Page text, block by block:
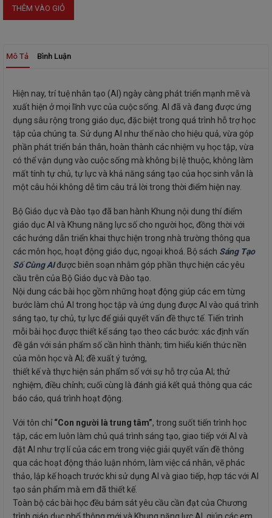
THÊM VÀO GIỎ
Mô Tả Bình Luận
Hiện nay, trí tuệ nhân tạo (AI) ngày càng phát triển mạnh mẽ và
xuất hiện ở mọi lĩnh vực của cuộc sống. AI đã và đang được ứng
dụng sâu rộng trong giáo dục, đặc biệt trong quá trình hỗ trợ học
tập của chúng ta. Sử dụng AI như thế nào cho hiệu quả, vừa góp
phần phát triển bản thân, hoàn thành các nhiệm vụ học tập, vừa
có thể vận dụng vào cuộc sống mà không bị lệ thuộc, không làm
mất tính tự chủ, tự lực và khả năng sáng tạo của học sinh vẫn là
một câu hỏi không dễ tìm câu trả lời trong thời điểm hiện nay.
Bộ Giáo dục và Đào tạo đã ban hành Khung nội dung thí điểm
giáo dục AI và Khung năng lực số cho người học, đồng thời với
các hướng dẫn triển khai thực hiện trong nhà trường thông qua
các môn học, hoạt động giáo dục, ngoại khoá. Bộ sách Sáng Tạo
Số Cùng AIđược biên soạn nhằm góp phần thực hiện các yêu
cầu trên của Bộ Giáo dục và Đào tạo.
Nội dung các bài học gồm những hoạt động giúp các em từng
bước làm chủ AI trong học tập và ứng dụng được AI vào quá trình
sáng tạo, tự chủ, tự lực để giải quyết vấn đề thực tế. Tiến trình
mỗi bài học được thiết kế sáng tạo theo các bước: xác định vấn
đề gắn với sản phẩm số cần hình thành; tìm hiểu kiến thức nền
của môn học và AI; đề xuất ý tưởng,
thiết kế và thực hiện sản phẩm số với sự hỗ trợ của AI; thử
nghiệm, điều chỉnh; cuối cùng là đánh giá kết quả thông qua các
báo cáo, quá trình hoạt động.
Với tôn chỉ “Con người là trung tâm”, trong suốt tiến trình học
tập, các em luôn làm chủ quá trình sáng tạo, giao tiếp với AI và
đặt AI như trợ lí của các em trong việc giải quyết vấn đề thông
qua các hoạt động thảo luận nhóm, làm việc cá nhân, vẽ phác
thảo, lập kế hoạch trước khi sử dụng AI và giao tiếp, hợp tác với AI
tạo sản phẩm mà em đã thiết kế.
Toàn bộ các bài học đều bám sát yêu cầu cần đạt của Chương